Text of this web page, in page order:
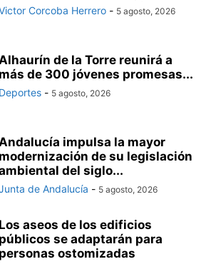
Corcoba Herrero - 5 agosto, 2026
de la Torre reunirá a
más de 300 jóvenes promesas...
Deportes - 5 agosto, 2026
impulsa la mayor
modernización de su legislación
del siglo...
de Andalucía - 5 agosto, 2026
Los aseos de los edificios
públicos se adaptarán para
personas ostomizadas